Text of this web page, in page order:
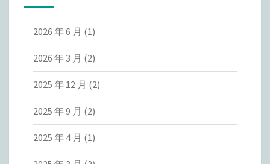
2026 年 6 月 (1)
2026 年 3 月 (2)
2025 年 12 月 (2)
2025 年 9 月 (2)
2025 年 4 月 (1)